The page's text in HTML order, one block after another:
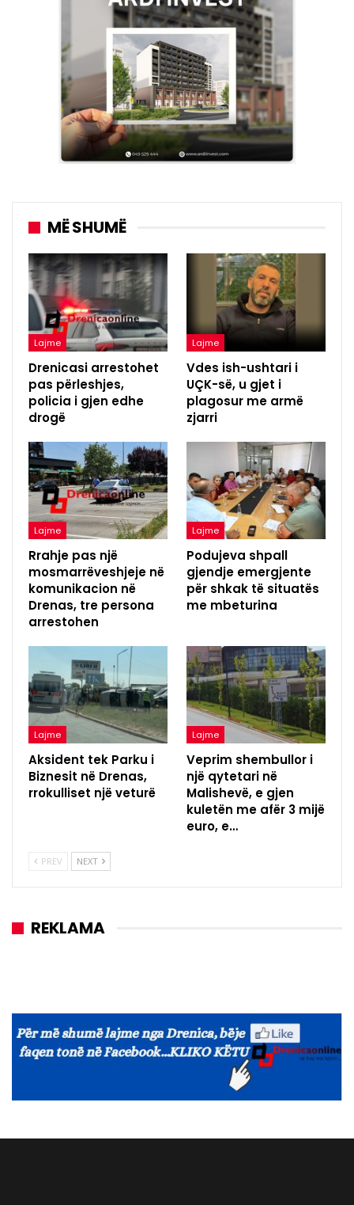
MË SHUMË
Lajme
Drenicasi arrestohet
pas përleshjes,
policia i gjen edhe
drogë
Lajme
Vdes ish-ushtari i
UÇK-së, u gjet i
plagosur me armë
zjarri
Lajme
Rrahje pas një
mosmarrëveshjeje në
komunikacion në
Drenas, tre persona
arrestohen
Lajme
Podujeva shpall
gjendje emergjente
për shkak të situatës
me mbeturina
Lajme
Aksident tek Parku i
Biznesit në Drenas,
rrokulliset një veturë
Lajme
Veprim shembullor i
një qytetari në
Malishevë, e gjen
kuletën me afër 3 mijë
euro, e…
PREV NEXT
REKLAMA